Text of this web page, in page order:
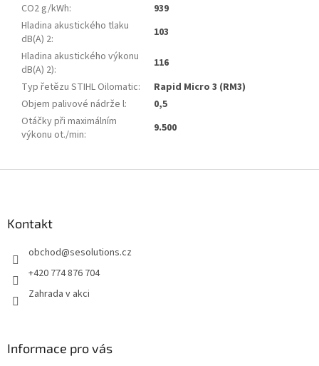
CO2 g/kWh:
939
Hladina akustického tlaku
dB(A) 2:
103
Hladina akustického výkonu
dB(A) 2):
116
Typ řetězu STIHL Oilomatic:
Rapid Micro 3 (RM3)
Objem palivové nádrže l:
0,5
Otáčky při maximálním
výkonu ot./min: 9.500
Kontakt
obchod@sesolutions.cz
+420 774 876 704
Zahrada v akci
Informace pro vás